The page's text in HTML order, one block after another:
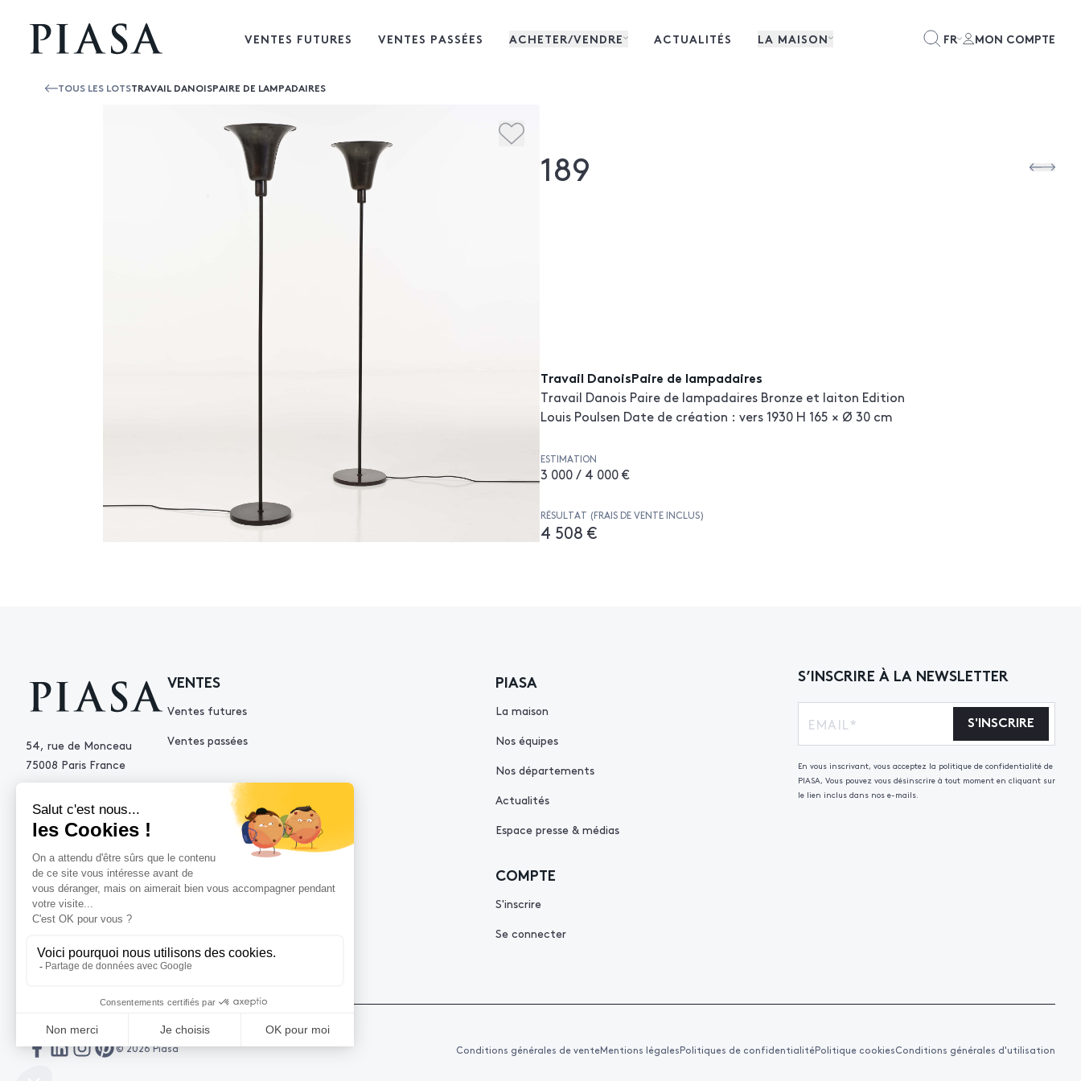
VENTES FUTURES VENTES PASSÉES ACHETER/VENDRE ACTUALITÉS LA MAISON FR MON COMPTE
TOUS LES LOTSTRAVAIL DANOISPAIRE DE LAMPADAIRES
189
Travail DanoisPaire de lampadaires
Travail Danois Paire de lampadaires Bronze et laiton Edition
Louis Poulsen Date de création : vers 1930 H 165 × Ø 30 cm
ESTIMATION
3 000 / 4 000 €
RÉSULTAT (FRAIS DE VENTE INCLUS)
4 508 €
54, rue de Monceau
75008 Paris France
contact@piasa.fr
VENTES
Ventes futures
Ventes passées
PIASA
La maison
Nos équipes
Nos départements
Actualités
Espace presse & médias
AIDE
Demande d’estimation
COMPTE
S'inscrire
Se connecter
S’INSCRIRE À LA NEWSLETTER
S'INSCRIRE
En vous inscrivant, vous acceptez la politique de confidentialité de
PIASA, Vous pouvez vous désinscrire à tout moment en cliquant sur
le lien inclus dans nos e-mails.
© 2026 Piasa Conditions générales de venteMentions légalesPolitiques de confidentialitéPolitique cookiesConditions générales d'utilisation